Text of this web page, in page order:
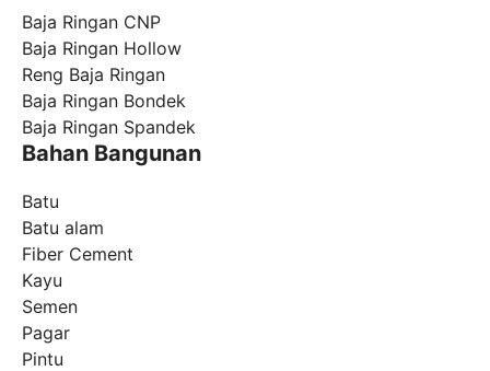
Baja Ringan CNP
Baja Ringan Hollow
Reng Baja Ringan
Baja Ringan Bondek
Baja Ringan Spandek
Bahan Bangunan
Batu
Batu alam
Fiber Cement
Kayu
Semen
Pagar
Pintu